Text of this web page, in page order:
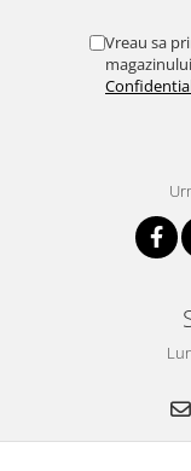
Vreau sa